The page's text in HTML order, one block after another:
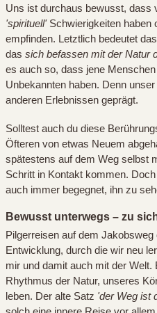
Uns ist durchaus bewusst, dass
'spirituell'Schwierigkeiten haben
empfinden. Letztlich bedeutet
das sich befassen mit der Natur
es auch so, dass jene
Unbekannten haben. Denn
anderen Erlebnissen geprägt.
Solltest auch du diese
Öfteren von etwas Neuem
spätestens auf dem Weg selbst
Schritt in Kontakt kommen.
auch immer begegnet, ihn zu
Bewusst unterwegs – zu
Pilgerreisen auf dem Jakobsweg
Entwicklung, durch die wir neu
mir und damit auch mit der Welt.
Rhythmus der Natur, unseres
leben. Der alte Satz 'der Weg ist